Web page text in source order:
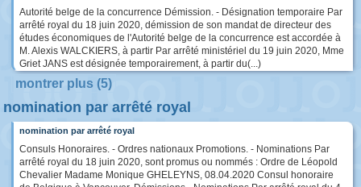
Autorité belge de la concurrence Démission. - Désignation temporaire Par
arrêté royal du 18 juin 2020, démission de son mandat de directeur des
études économiques de l'Autorité belge de la concurrence est accordée à
M. Alexis WALCKIERS, à partir Par arrêté ministériel du 19 juin 2020, Mme
Griet JANS est désignée temporairement, à partir du(...)
montrer plus (5)
nomination par arrêté royal
nomination par arrêté royal
Consuls Honoraires. - Ordres nationaux Promotions. - Nominations Par
arrêté royal du 18 juin 2020, sont promus ou nommés : Ordre de Léopold
Chevalier Madame Monique GHELEYNS, 08.04.2020 Consul honoraire